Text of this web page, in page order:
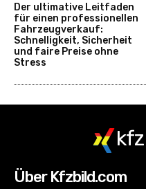
Der ultimative Leitfaden
für einen professionellen
Fahrzeugverkauf:
Schnelligkeit, Sicherheit
und faire Preise ohne
Stress
kfz
Über Kfzbild.com